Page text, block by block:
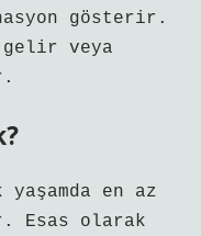
gösterir.
gelir veya
en az
Esas olarak